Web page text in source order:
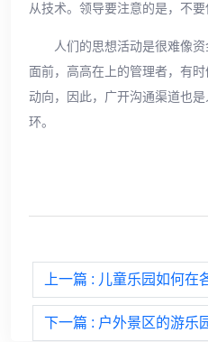
从技术。领导要注意的是，不要
人们的思想活动是很难像
面前，高高在上的管理者，有
动向，因此，广开沟通渠道也
环。
上一篇 : 儿童乐园如何在
下一篇 : 户外景区的游乐